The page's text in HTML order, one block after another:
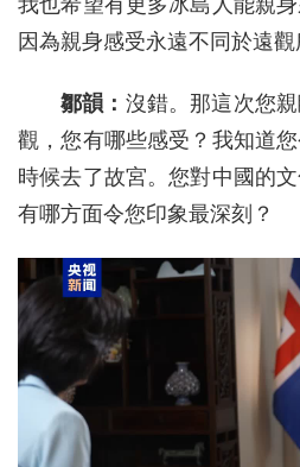
我也希望有更多冰島人能親
因為親身感受永遠不同於遠觀
鄒韻： 沒錯。那這次您
觀，您有哪些感受？我知道
時候去了故宮。您對中國的
有哪方面令您印象最深刻？